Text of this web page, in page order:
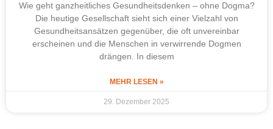
Wie geht ganzheitliches Gesundheitsdenken – ohne Dogma?
Die heutige Gesellschaft sieht sich einer Vielzahl von
Gesundheitsansätzen gegenüber, die oft unvereinbar
erscheinen und die Menschen in verwirrende Dogmen
drängen. In diesem
MEHR LESEN »
29. Dezember 2025